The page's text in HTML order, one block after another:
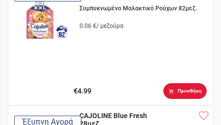
Συμπυκνωμένο Μαλακτικό Ρούχων 82μεζ.
0.06 €/ μεζούρα
€4.99 Προσθήκη
Έξυπνη Αγορά
CAJOLINE Blue Fresh
28μεζ.